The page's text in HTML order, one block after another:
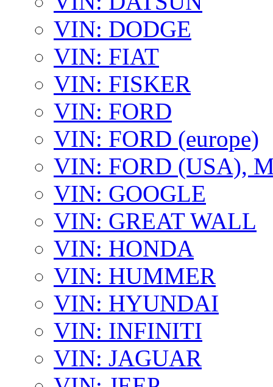
VIN: DODGE
VIN: FIAT
VIN: FISKER
VIN: FORD
VIN: FORD (europe)
VIN: FORD (USA),
VIN: GOOGLE
VIN: GREAT WALL
VIN: HONDA
VIN: HUMMER
VIN: HYUNDAI
VIN: INFINITI
VIN: JAGUAR